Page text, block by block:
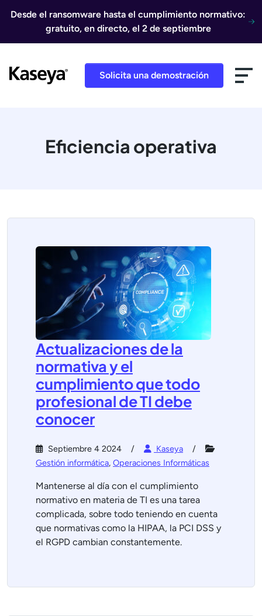
Desde el ransomware hasta el cumplimiento normativo:
gratuito, en directo, el 2 de septiembre
Solicita una demostración
Eficiencia operativa
Actualizaciones de la
normativa y el
cumplimiento que todo
profesional de TI debe
conocer
Septiembre 4 2024
Kaseya
Gestión informática, Operaciones Informáticas
Mantenerse al día con el cumplimiento
normativo en materia de TI es una tarea
complicada, sobre todo teniendo en cuenta
que normativas como la HIPAA, la PCI DSS y
el RGPD cambian constantemente.